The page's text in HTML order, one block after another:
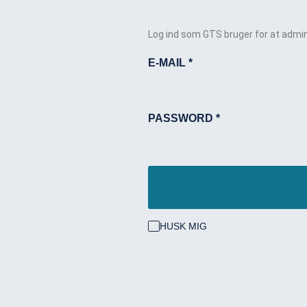
Log ind som GTS bruger for at
E-MAIL *
PASSWORD *
HUSK MIG